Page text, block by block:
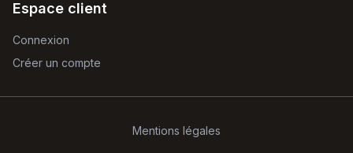
Espace client
Connexion
Créer un compte
Mentions légales